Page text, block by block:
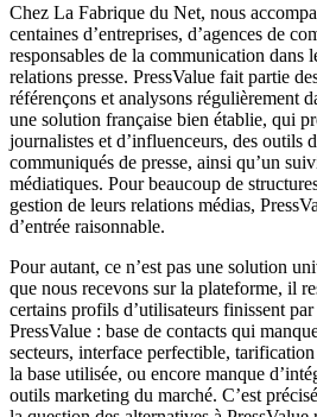
Chez La Fabrique du Net, nous
centaines d’entreprises, d’agences de
responsables de la communication dans
relations presse. PressValue fait partie
référençons et analysons régulièrement
une solution française bien établie, qui
journalistes et d’influenceurs, des outils
communiqués de presse, ainsi qu’un
médiatiques. Pour beaucoup de
gestion de leurs relations médias,
d’entrée raisonnable.
Pour autant, ce n’est pas une solution
que nous recevons sur la plateforme, il
certains profils d’utilisateurs finissent
PressValue : base de contacts qui
secteurs, interface perfectible,
la base utilisée, ou encore manque
outils marketing du marché. C’est